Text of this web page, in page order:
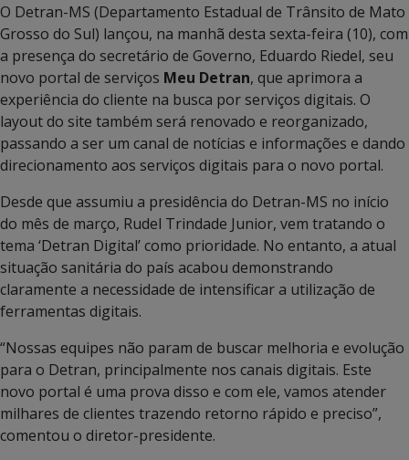
O Detran-MS (Departamento Estadual de Trânsito de Mato
Grosso do Sul) lançou, na manhã desta sexta-feira (10), com
a presença do secretário de Governo, Eduardo Riedel, seu
novo portal de serviços Meu Detran, que aprimora a
experiência do cliente na busca por serviços digitais. O
layout do site também será renovado e reorganizado,
passando a ser um canal de notícias e informações e dando
direcionamento aos serviços digitais para o novo portal.
Desde que assumiu a presidência do Detran-MS no início
do mês de março, Rudel Trindade Junior, vem tratando o
tema ‘Detran Digital’ como prioridade. No entanto, a atual
situação sanitária do país acabou demonstrando
claramente a necessidade de intensificar a utilização de
ferramentas digitais.
“Nossas equipes não param de buscar melhoria e evolução
para o Detran, principalmente nos canais digitais. Este
novo portal é uma prova disso e com ele, vamos atender
milhares de clientes trazendo retorno rápido e preciso”,
comentou o diretor-presidente.